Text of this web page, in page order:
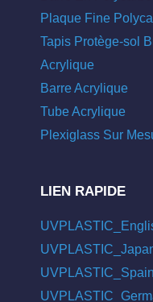
Plaque Fine
Tapis Protège-sol
Acrylique
Barre Acrylique
Tube Acrylique
Plexiglass Sur
LIEN RAPIDE
UVPLASTIC_Spain